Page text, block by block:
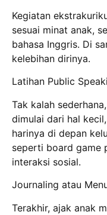
Kegiatan
sesuai minat anak,
bahasa Inggris. Di
kelebihan dirinya.
Latihan Public
Tak kalah
dimulai dari hal
harinya di depan
seperti board game
interaksi sosial.
Journaling atau
Terakhir, ajak anak